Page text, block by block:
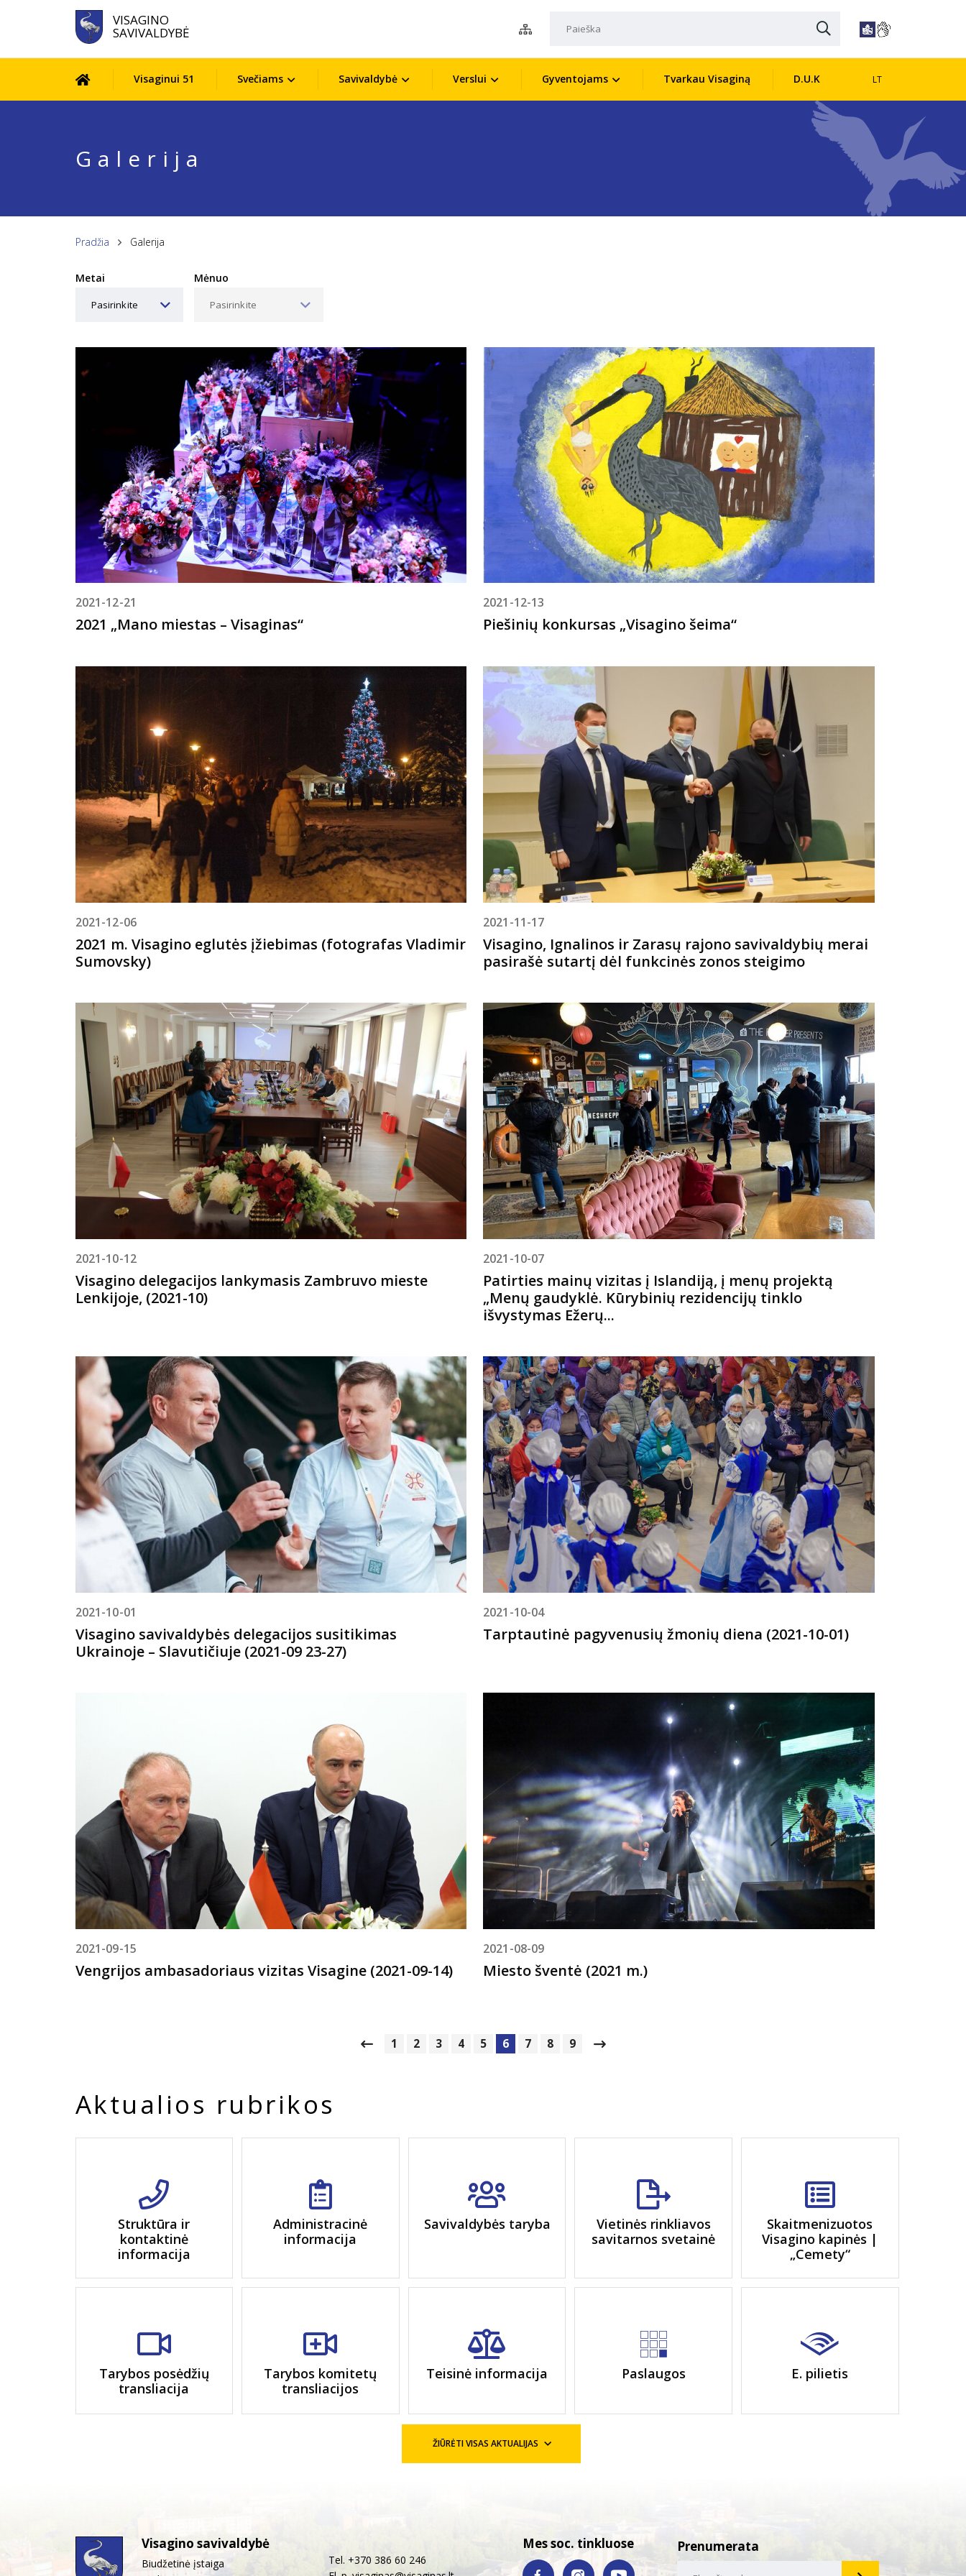
VISAGINO
SAVIVALDYBĖ
LT
Visaginui 51 Svečiams Savivaldybė Verslui Gyventojams Tvarkau Visaginą D.U.K
Galerija
Pradžia Galerija
Metai
Pasirinkite
Mėnuo
Pasirinkite
2021-12-21
2021 „Mano miestas – Visaginas“
2021-12-13
Piešinių konkursas „Visagino šeima“
2021-12-06
2021 m. Visagino eglutės įžiebimas (fotografas Vladimir
Sumovsky)
2021-11-17
Visagino, Ignalinos ir Zarasų rajono savivaldybių merai
pasirašė sutartį dėl funkcinės zonos steigimo
2021-10-12
Visagino delegacijos lankymasis Zambruvo mieste
Lenkijoje, (2021-10)
2021-10-07
Patirties mainų vizitas į Islandiją, į menų projektą
„Menų gaudyklė. Kūrybinių rezidencijų tinklo
išvystymas Ežerų...
2021-10-01
Visagino savivaldybės delegacijos susitikimas
Ukrainoje – Slavutičiuje (2021-09 23-27)
2021-10-04
Tarptautinė pagyvenusių žmonių diena (2021-10-01)
2021-09-15
Vengrijos ambasadoriaus vizitas Visagine (2021-09-14)
2021-08-09
Miesto šventė (2021 m.)
1 2 3 4 5 6 7 8 9
Aktualios rubrikos
Struktūra ir
kontaktinė
informacija
Administracinė
informacija
Savivaldybės taryba
Vietinės rinkliavos
savitarnos svetainė
Skaitmenizuotos
Visagino kapinės |
„Cemety“
Tarybos posėdžių
transliacija
Tarybos komitetų
transliacijos
Teisinė informacija Paslaugos E. pilietis
ŽIŪRĖTI VISAS AKTUALIJAS
Visagino savivaldybė
Biudžetinė įstaiga
Tel. +370 386 60 246
Mes soc. tinkluose Prenumerata